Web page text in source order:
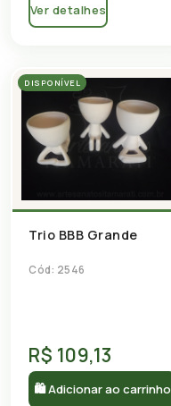
Ver detalhes
DISPONÍVEL
Trio BBB Grande
Cód: 2546
R$ 109,13
🛍 Adicionar ao carrinho